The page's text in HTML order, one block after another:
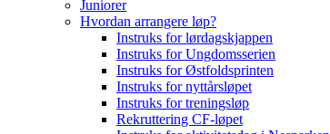
Juniorer
Hvordan arrangere løp?
Instruks for lørdagskjappen
Instruks for Ungdomsserien
Instruks for Østfoldsprinten
Instruks for nyttårsløpet
Instruks for treningsløp
Rekruttering CF-løpet